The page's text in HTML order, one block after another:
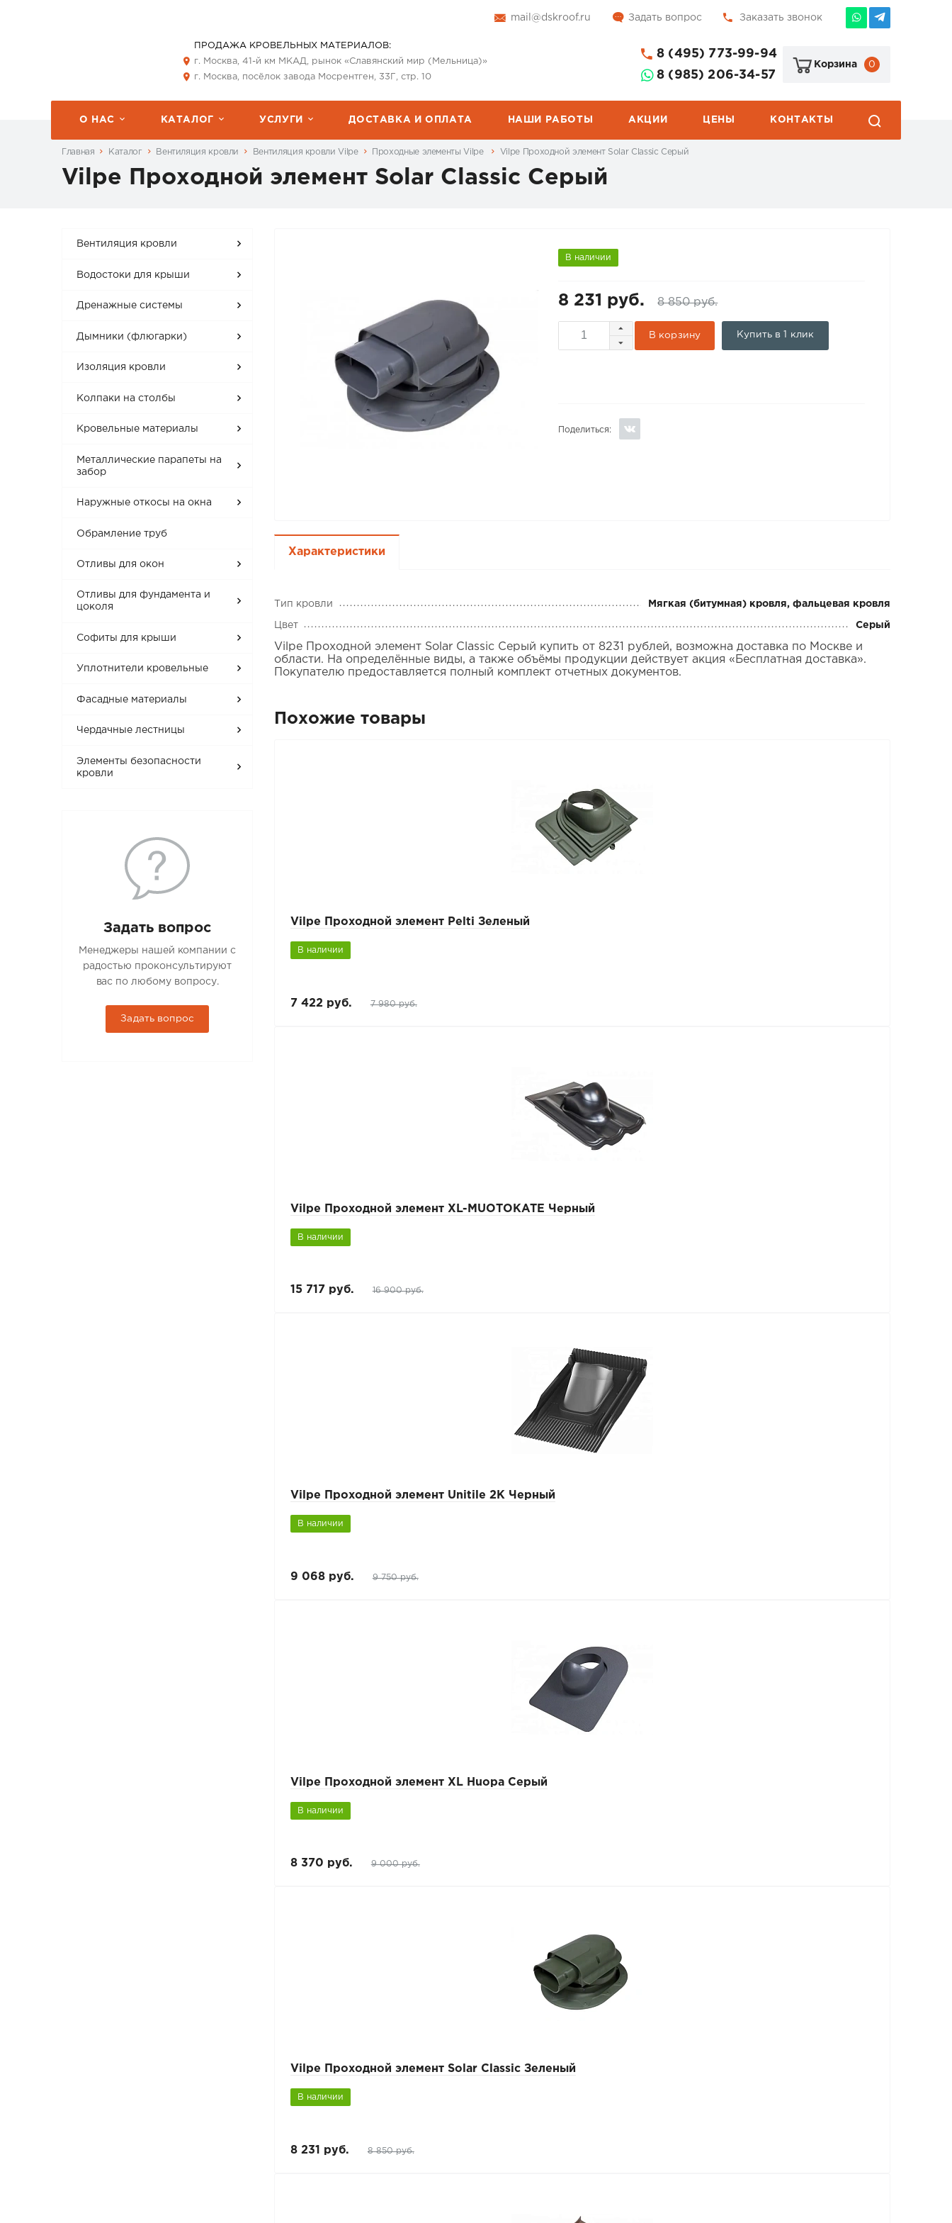
mail@dskroof.ru Задать вопрос Заказать звонок
ПРОДАЖА КРОВЕЛЬНЫХ МАТЕРИАЛОВ:
г. Москва, 41-й км МКАД, рынок «Славянский мир (Мельница)»
г. Москва, посёлок завода Мосрентген, 33Г, стр. 10
8 (495) 773-99-94
8 (985) 206-34-57
Корзина 0
О НАС КАТАЛОГ УСЛУГИ ДОСТАВКА И ОПЛАТА НАШИ РАБОТЫ АКЦИИ ЦЕНЫ КОНТАКТЫ
Главная Каталог Вентиляция кровли Вентиляция кровли Vilpe Проходные элементы Vilpe Vilpe Проходной элемент Solar Classic Серый
Vilpe Проходной элемент Solar Classic Серый
Вентиляция кровли
Водостоки для крыши
Дренажные системы
Дымники (флюгарки)
Изоляция кровли
Колпаки на столбы
Кровельные материалы
Металлические парапеты на
забор
Наружные откосы на окна
Обрамление труб
Отливы для окон
Отливы для фундамента и
цоколя
Софиты для крыши
Уплотнители кровельные
Фасадные материалы
Чердачные лестницы
Элементы безопасности
кровли
Задать вопрос
Менеджеры нашей компании с
радостью проконсультируют
вас по любому вопросу.
Задать вопрос
В наличии
8 231 руб. 8 850 руб.
В корзину Купить в 1 клик
Поделиться:
Характеристики
Тип кровли Мягкая (битумная) кровля, фальцевая кровля
Цвет Серый
Vilpe Проходной элемент Solar Classic Серый купить от 8231 рублей, возможна доставка по Москве и
области. На определённые виды, а также объёмы продукции действует акция «Бесплатная доставка».
Покупателю предоставляется полный комплект отчетных документов.
Похожие товары
Vilpe Проходной элемент Pelti Зеленый
В наличии
7 422 руб. 7 980 руб.
Vilpe Проходной элемент XL-MUOTOKATE Черный
В наличии
15 717 руб. 16 900 руб.
Vilpe Проходной элемент Unitile 2K Черный
В наличии
9 068 руб. 9 750 руб.
Vilpe Проходной элемент XL Huopa Серый
В наличии
8 370 руб. 9 000 руб.
Vilpe Проходной элемент Solar Classic Зеленый
В наличии
8 231 руб. 8 850 руб.